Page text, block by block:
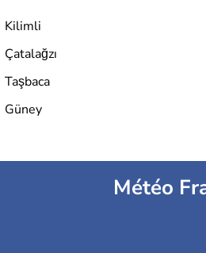
Kilimli
Çatalağzı
Taşbaca
Güney
Météo